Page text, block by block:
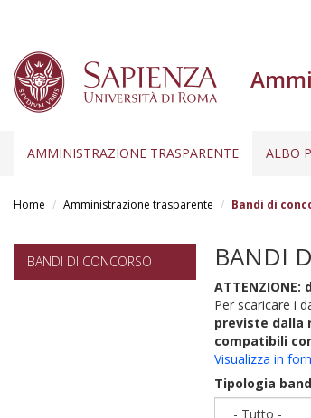
AMMINISTRAZIONE TRASPARENTE ALBO
Home Amministrazione trasparente Bandi di
BANDI DI CONCORSO BANDI
Per scaricare i
previste dalla
compatibili
Visualizza in
Tipologia
- Tutto -